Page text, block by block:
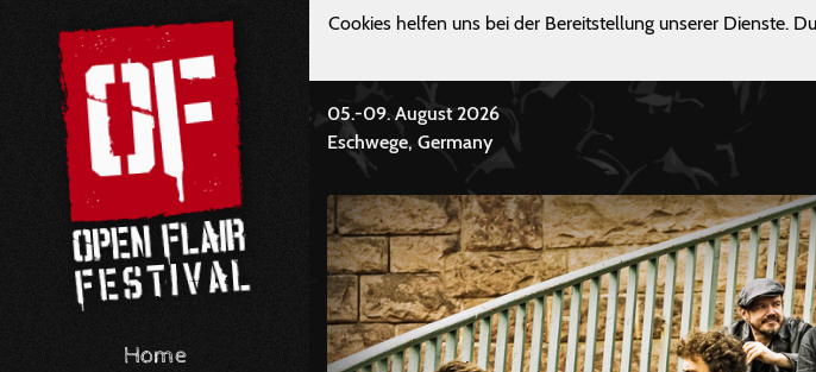
Home
Cookies helfen uns bei der Bereitstellung unserer Dienste.
05.-09. August 2026
Eschwege, Germany